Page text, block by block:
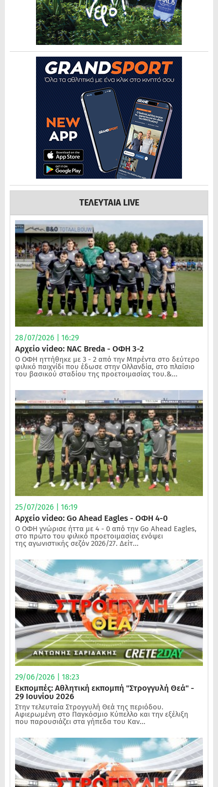
ΤΕΛΕΥΤΑΙΑ LIVE
28/07/2026 | 16:29
Αρχείο video: NAC Breda - ΟΦΗ 3-2
Ο ΟΦΗ ηττήθηκε με 3 - 2 από την Μπρέντα στο δεύτερο
φιλικό παιχνίδι που έδωσε στην Ολλανδία, στο πλαίσιο
του βασικού σταδίου της προετοιμασίας του.&...
25/07/2026 | 16:19
Αρχείο video: Go Ahead Eagles - ΟΦΗ 4-0
Ο ΟΦΗ γνώρισε ήττα με 4 - 0 από την Go Ahead Eagles,
στο πρώτο του φιλικό προετοιμασίας ενόψει
της αγωνιστικής σεζόν 2026/27. Δείτ...
29/06/2026 | 18:23
Εκπομπές: Αθλητική εκπομπή "Στρογγυλή Θεά" -
29 Ιουνίου 2026
Στην τελευταία Στρογγυλή Θεά της περιόδου.
Αφιερωμένη στο Παγκόσμιο Κύπελλο και την εξέλιξη
που παρουσιάζει στα γήπεδα του Καν...